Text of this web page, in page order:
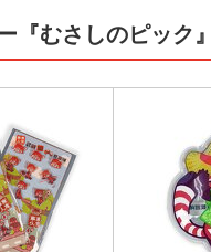
『むさしのピック